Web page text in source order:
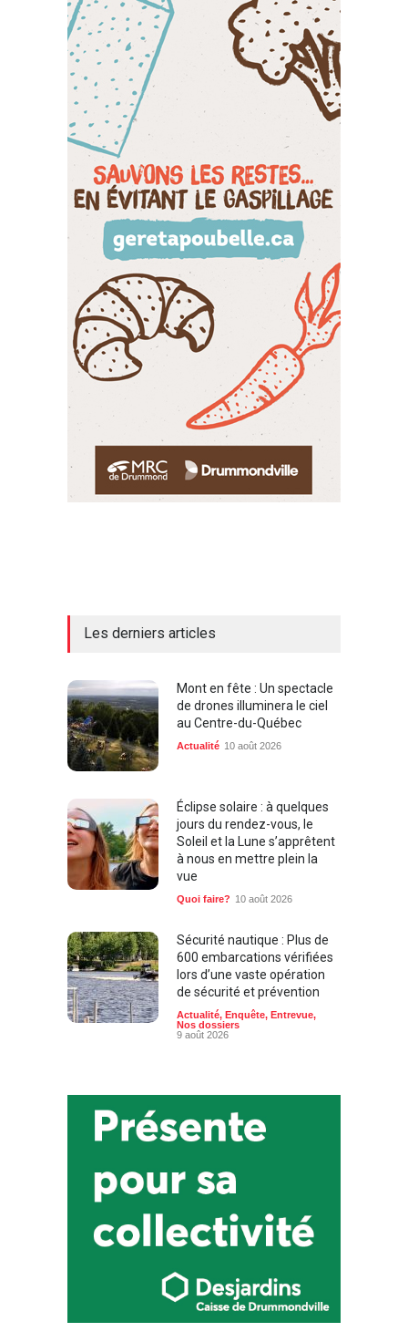
Les derniers articles
Mont en fête : Un spectacle
de drones illuminera le ciel
au Centre-du-Québec
Actualité 10 août 2026
Éclipse solaire : à quelques
jours du rendez-vous, le
Soleil et la Lune s’apprêtent
à nous en mettre plein la
vue
Quoi faire? 10 août 2026
Sécurité nautique : Plus de
600 embarcations vérifiées
lors d’une vaste opération
de sécurité et prévention
Actualité, Enquête, Entrevue,
Nos dossiers
9 août 2026